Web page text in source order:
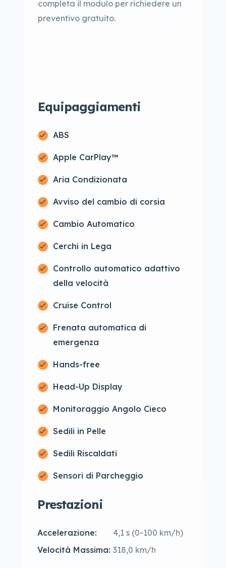
completa il modulo per richiedere un
preventivo gratuito.
Equipaggiamenti
ABS
Apple CarPlay™
Aria Condizionata
Avviso del cambio di corsia
Cambio Automatico
Cerchi in Lega
Controllo automatico adattivo
della velocità
Cruise Control
Frenata automatica di
emergenza
Hands-free
Head-Up Display
Monitoraggio Angolo Cieco
Sedili in Pelle
Sedili Riscaldati
Sensori di Parcheggio
Prestazioni
Accelerazione:
4,1 s (0-100 km/h)
Velocità Massima: 318,0 km/h